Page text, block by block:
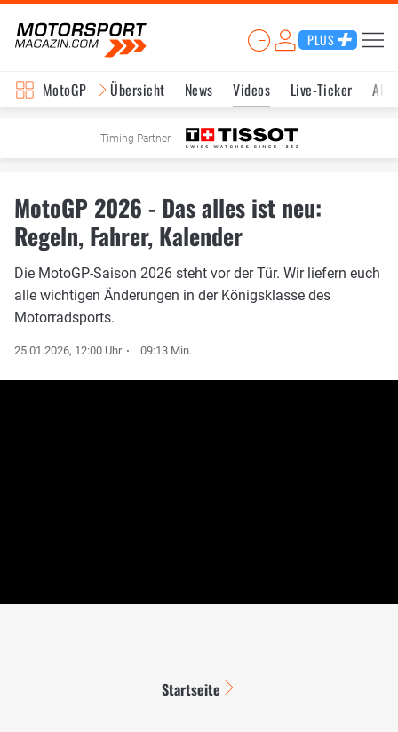
PLUS
MotoGP Übersicht News Videos Live-Ticker
Timing Partner
MotoGP 2026 - Das alles ist neu:
Regeln, Fahrer, Kalender
Die MotoGP-Saison 2026 steht vor der Tür. Wir liefern euch
alle wichtigen Änderungen in der Königsklasse des
Motorradsports.
25.01.2026, 12:00 Uhr 09:13 Min.
Startseite